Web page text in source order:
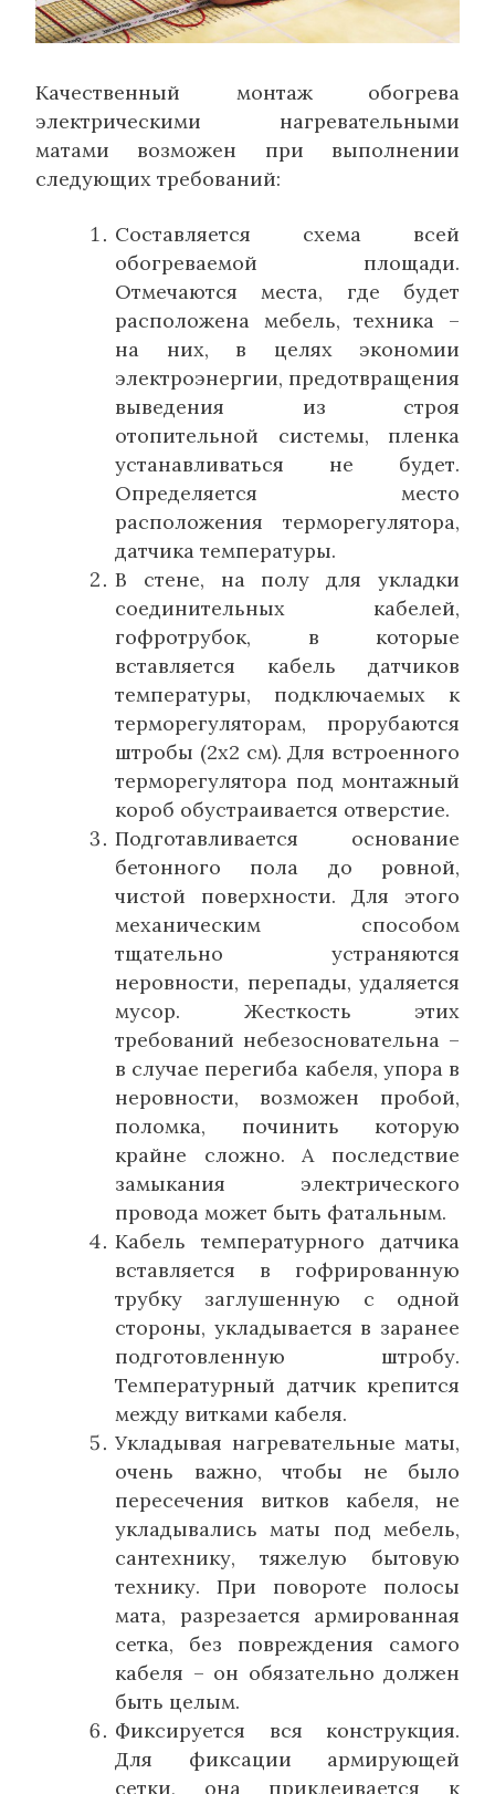
Качественный монтаж обогрева
электрическими нагревательными
матами возможен при выполнении
следующих требований:
Составляется схема всей
обогреваемой площади.
Отмечаются места, где будет
расположена мебель, техника –
на них, в целях экономии
электроэнергии, предотвращения
выведения из строя
отопительной системы, пленка
устанавливаться не будет.
Определяется место
расположения терморегулятора,
датчика температуры.
В стене, на полу для укладки
соединительных кабелей,
гофротрубок, в которые
вставляется кабель датчиков
температуры, подключаемых к
терморегуляторам, прорубаются
штробы (2х2 см). Для встроенного
терморегулятора под монтажный
короб обустраивается отверстие.
Подготавливается основание
бетонного пола до ровной,
чистой поверхности. Для этого
механическим способом
тщательно устраняются
неровности, перепады, удаляется
мусор. Жесткость этих
требований небезосновательна –
в случае перегиба кабеля, упора в
неровности, возможен пробой,
поломка, починить которую
крайне сложно. А последствие
замыкания электрического
провода может быть фатальным.
Кабель температурного датчика
вставляется в гофрированную
трубку заглушенную с одной
стороны, укладывается в заранее
подготовленную штробу.
Температурный датчик крепится
между витками кабеля.
Укладывая нагревательные маты,
очень важно, чтобы не было
пересечения витков кабеля, не
укладывались маты под мебель,
сантехнику, тяжелую бытовую
технику. При повороте полосы
мата, разрезается армированная
сетка, без повреждения самого
кабеля – он обязательно должен
быть целым.
Фиксируется вся конструкция.
Для фиксации армирующей
сетки, она приклеивается к